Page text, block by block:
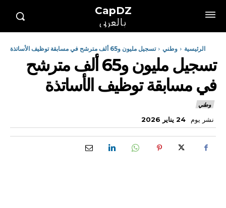
CapDZ
بالعربي
الرئيسية وطني تسجيل مليون و65 ألف مترشح في مسابقة توظيف الأساتذة
تسجيل مليون و65 ألف مترشح
في مسابقة توظيف الأساتذة
وطني
نشر يوم 24 يناير 2026